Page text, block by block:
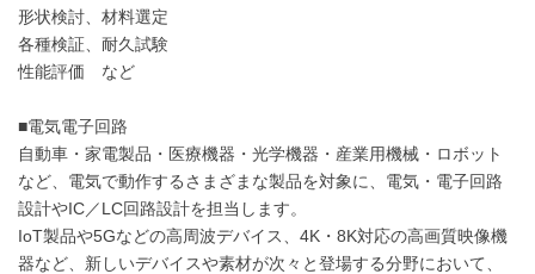
形状検討、材料選定
各種検証、耐久試験
性能評価 など
■電気電子回路
自動車・家電製品・医療機器・光学機器・産業用機械・ロボット
など、電気で動作するさまざまな製品を対象に、電気・電子回路
設計やIC／LC回路設計を担当します。
IoT製品や5Gなどの高周波デバイス、4K・8K対応の高画質映像機
器など、新しいデバイスや素材が次々と登場する分野において、